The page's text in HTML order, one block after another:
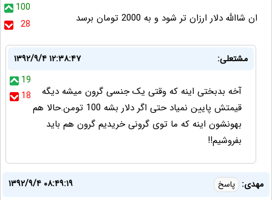
100
28
ان شاالله دلار ارزان تر شود و به 2000 تومان برسد
مشتعلی:
۱۳۹۲/۹/۴ ۱۲:۳۸:۴۷
19
18
آخه بدبختی اینه که وقتی یک جنسی گرون میشه دیگه
قیمتش پایین نمیاد حتی اگر دلار بشه 100 تومن.حالا هم
بهونشون اینه که ما توی گرونی خریدیم گرون هم باید
بفروشیم!!
مهدی: پاسخ
۱۳۹۲/۹/۴ ۰۸:۴۹:۱۹